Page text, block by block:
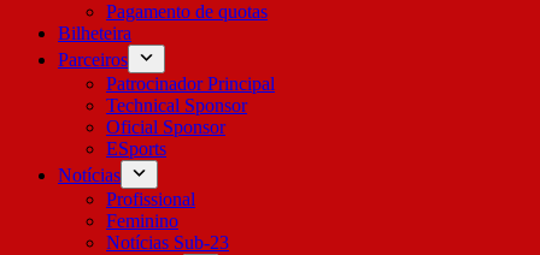
Pagamento de quotas
Bilheteira
Parceiros
Patrocinador Principal
Technical Sponsor
Oficial Sponsor
ESports
Notícias
Profissional
Feminino
Notícias Sub-23